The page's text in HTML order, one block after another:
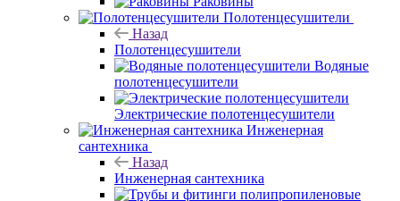
Полотенцесушители
Назад
Полотенцесушители
Водяные
полотенцесушители
Электрические полотенцесушители
Инженерная
сантехника
Назад
Инженерная сантехника